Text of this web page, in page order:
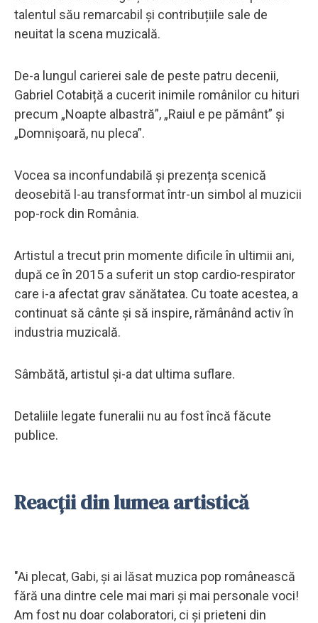
talentul său remarcabil și contribuțiile sale de
neuitat la scena muzicală.
De-a lungul carierei sale de peste patru decenii,
Gabriel Cotabiță a cucerit inimile românilor cu hituri
precum „Noapte albastră”, „Raiul e pe pământ” și
„Domnișoară, nu pleca”.
Vocea sa inconfundabilă și prezența scenică
deosebită l-au transformat într-un simbol al muzicii
pop-rock din România.
Artistul a trecut prin momente dificile în ultimii ani,
după ce în 2015 a suferit un stop cardio-respirator
care i-a afectat grav sănătatea. Cu toate acestea, a
continuat să cânte și să inspire, rămânând activ în
industria muzicală.
Sâmbătă, artistul și-a dat ultima suflare.
Detaliile legate funeralii nu au fost încă făcute
publice.
Reacții din lumea artistică
"Ai plecat, Gabi, şi ai lăsat muzica pop românească
fără una dintre cele mai mari şi mai personale voci!
Am fost nu doar colaboratori, ci şi prieteni din